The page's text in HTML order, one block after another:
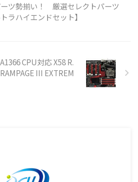
ツ勢揃い！ 厳選セレクトパーツ
トラハイエンドセット】
CPU対応 X58 R.
III EXTREM